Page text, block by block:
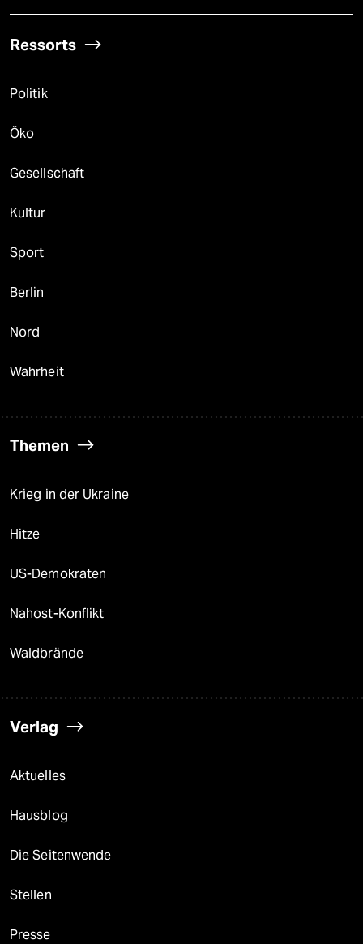
Ressorts
Politik
Öko
Gesellschaft
Kultur
Sport
Berlin
Nord
Wahrheit
Themen
Krieg in der Ukraine
Hitze
US-Demokraten
Nahost-Konflikt
Waldbrände
Verlag
Aktuelles
Hausblog
Die Seitenwende
Stellen
Presse